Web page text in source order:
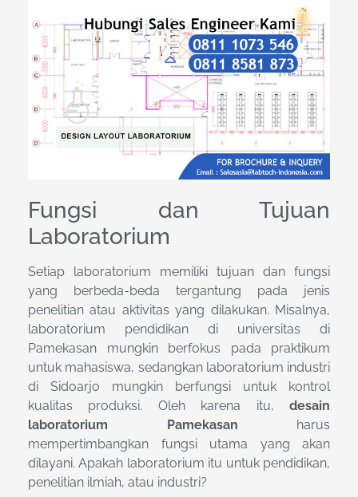
Fungsi dan Tujuan
Laboratorium
Setiap laboratorium memiliki tujuan dan fungsi
yang berbeda-beda tergantung pada jenis
penelitian atau aktivitas yang dilakukan. Misalnya,
laboratorium pendidikan di universitas di
Pamekasan mungkin berfokus pada praktikum
untuk mahasiswa, sedangkan laboratorium industri
di Sidoarjo mungkin berfungsi untuk kontrol
kualitas produksi. Oleh karena itu, desain
laboratorium Pamekasan harus
mempertimbangkan fungsi utama yang akan
dilayani. Apakah laboratorium itu untuk pendidikan,
penelitian ilmiah, atau industri?